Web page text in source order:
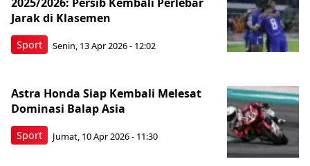
Sport
Jarak di Klasemen
Senin, 13 Apr 2026 - 12:02
Sport
Astra Honda Siap Kembali Melesat
Dominasi Balap Asia
Jumat, 10 Apr 2026 - 11:30